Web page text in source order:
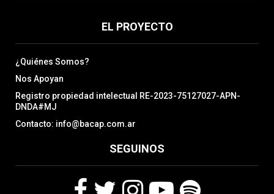
EL PROYECTO
¿Quiénes Somos?
Nos Apoyan
Registro propiedad intelectual RE-2023-75127027-APN-
DNDA#MJ
Contacto: info@bacap.com.ar
SEGUINOS